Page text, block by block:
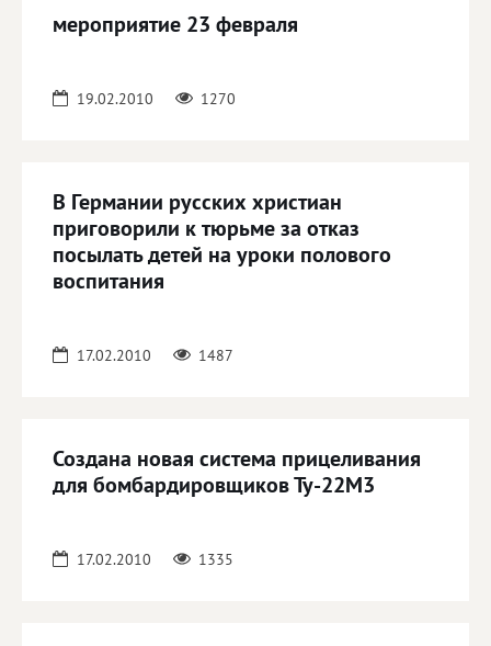
мероприятие 23 февраля
19.02.2010 1270
В Германии русских христиан
приговорили к тюрьме за отказ
посылать детей на уроки полового
воспитания
17.02.2010 1487
Создана новая система прицеливания
для бомбардировщиков Ту-22М3
17.02.2010 1335